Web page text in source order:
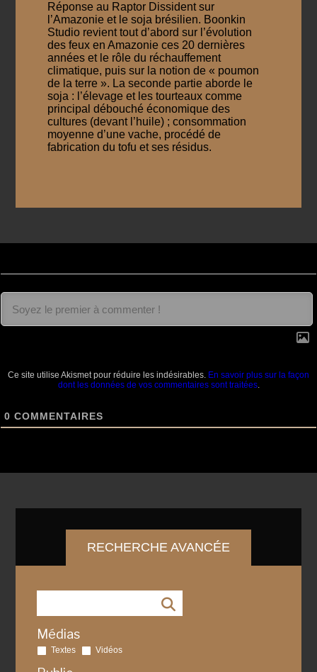
Réponse au Raptor Dissident sur
l’Amazonie et le soja brésilien. Boonkin
Studio revient tout d’abord sur l’évolution
des feux en Amazonie ces 20 dernières
années et le rôle du réchauffement
climatique, puis sur la notion de « poumon
de la terre ». La seconde partie aborde le
soja : l’élevage et les tourteaux comme
principal débouché économique des
cultures (devant l’huile) ; consommation
moyenne d’une vache, procédé de
fabrication du tofu et ses résidus.
Ce site utilise Akismet pour réduire les indésirables. En savoir plus sur la façon
dont les données de vos commentaires sont traitées.
0 COMMENTAIRES
RECHERCHE AVANCÉE
Médias
Textes Vidéos